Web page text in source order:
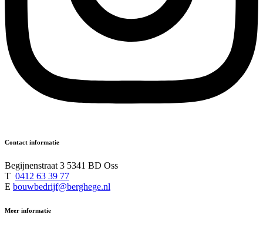
Contact informatie
Begijnenstraat 3 5341 BD Oss
T 0412 63 39 77
E bouwbedrijf@berghege.nl
Meer informatie